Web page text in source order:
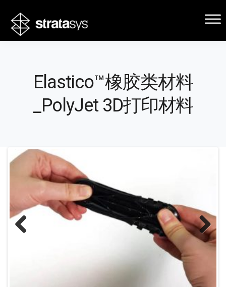
Elastico™橡胶类材料
_PolyJet 3D打印材料
Next